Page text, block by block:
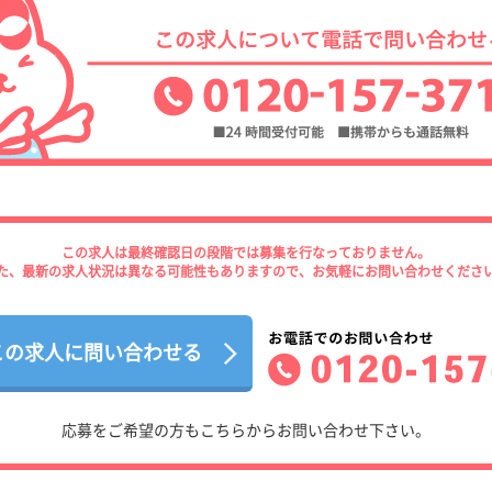
この求人は最終確認日の段階では募集を行なっておりません。
、最新の求人状況は異なる可能性もありますので、お気軽にお問い合わせくださ
求人に問い合わせる
応募をご希望の方もこちらからお問い合わせ下さい。